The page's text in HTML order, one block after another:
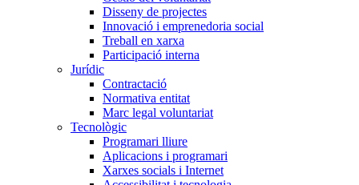
Disseny de projectes
Innovació i emprenedoria social
Treball en xarxa
Participació interna
Jurídic
Contractació
Normativa entitat
Marc legal voluntariat
Tecnològic
Programari lliure
Aplicacions i programari
Xarxes socials i Internet